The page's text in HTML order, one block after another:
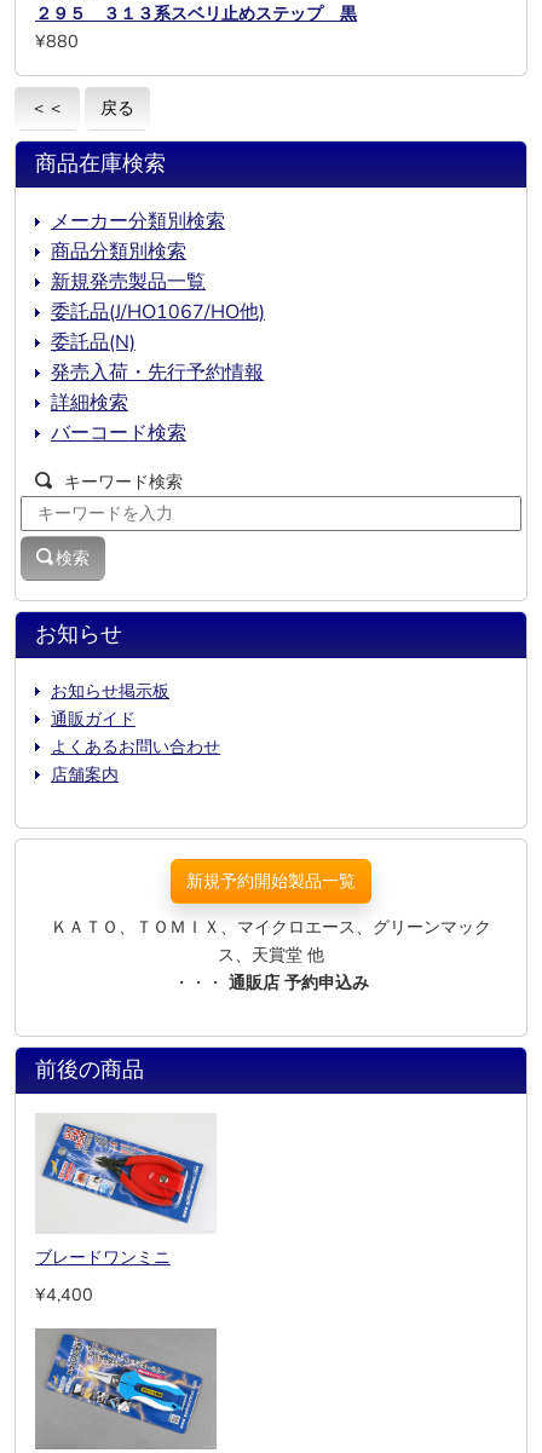
２９５ ３１３系スベリ止めステップ 黒
¥880
＜＜ 戻る
お知らせ
お知らせ掲示板
通販ガイド
よくあるお問い合わせ
店舗案内
商品在庫検索
メーカー分類別検索
商品分類別検索
新規発売製品一覧
委託品(J/HO1067/HO他)
委託品(N)
発売入荷・先行予約情報
詳細検索
バーコード検索
キーワード検索
検索
新規予約開始製品一覧
ＫＡＴＯ、ＴＯＭＩＸ、マイクロエース、グリーンマック
ス、天賞堂 他
・・・ 通販店 予約申込み
前後の商品
ブレードワンミニ
¥4,400